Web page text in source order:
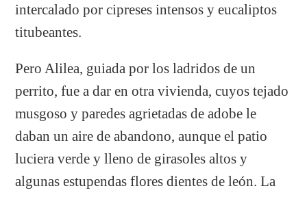
intercalado por cipreses intensos y eucaliptos
titubeantes.
Pero Alilea, guiada por los ladridos de un
perrito, fue a dar en otra vivienda, cuyos tejado
musgoso y paredes agrietadas de adobe le
daban un aire de abandono, aunque el patio
luciera verde y lleno de girasoles altos y
algunas estupendas flores dientes de león. La